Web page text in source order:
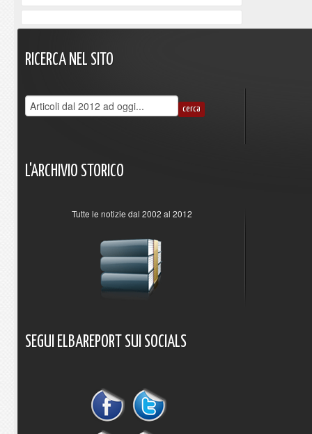
RICERCA NEL SITO
L'ARCHIVIO STORICO
Tutte le notizie dal 2002 al 2012
SEGUI ELBAREPORT SUI SOCIALS